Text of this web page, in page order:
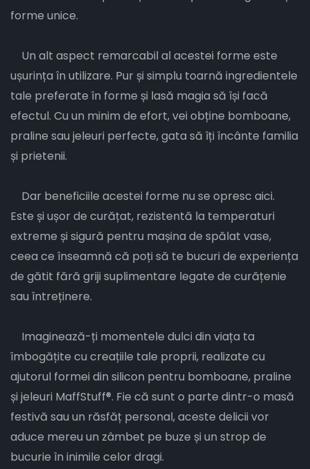
forme unice.
Un alt aspect remarcabil al acestei forme este
ușurința în utilizare. Pur și simplu toarnă ingredientele
tale preferate în forme și lasă magia să își facă
efectul. Cu un minim de efort, vei obține bomboane,
praline sau jeleuri perfecte, gata să îți încânte familia
și prietenii.
Dar beneficiile acestei forme nu se opresc aici.
Este și ușor de curățat, rezistentă la temperaturi
extreme și sigură pentru mașina de spălat vase,
ceea ce înseamnă că poți să te bucuri de experiența
de gătit fără griji suplimentare legate de curățenie
sau întreținere.
Imaginează-ți momentele dulci din viața ta
îmbogățite cu creațiile tale proprii, realizate cu
ajutorul formei din silicon pentru bomboane, praline
și jeleuri MaffStuff®. Fie că sunt o parte dintr-o masă
festivă sau un răsfăț personal, aceste delicii vor
aduce mereu un zâmbet pe buze și un strop de
bucurie în inimile celor dragi.